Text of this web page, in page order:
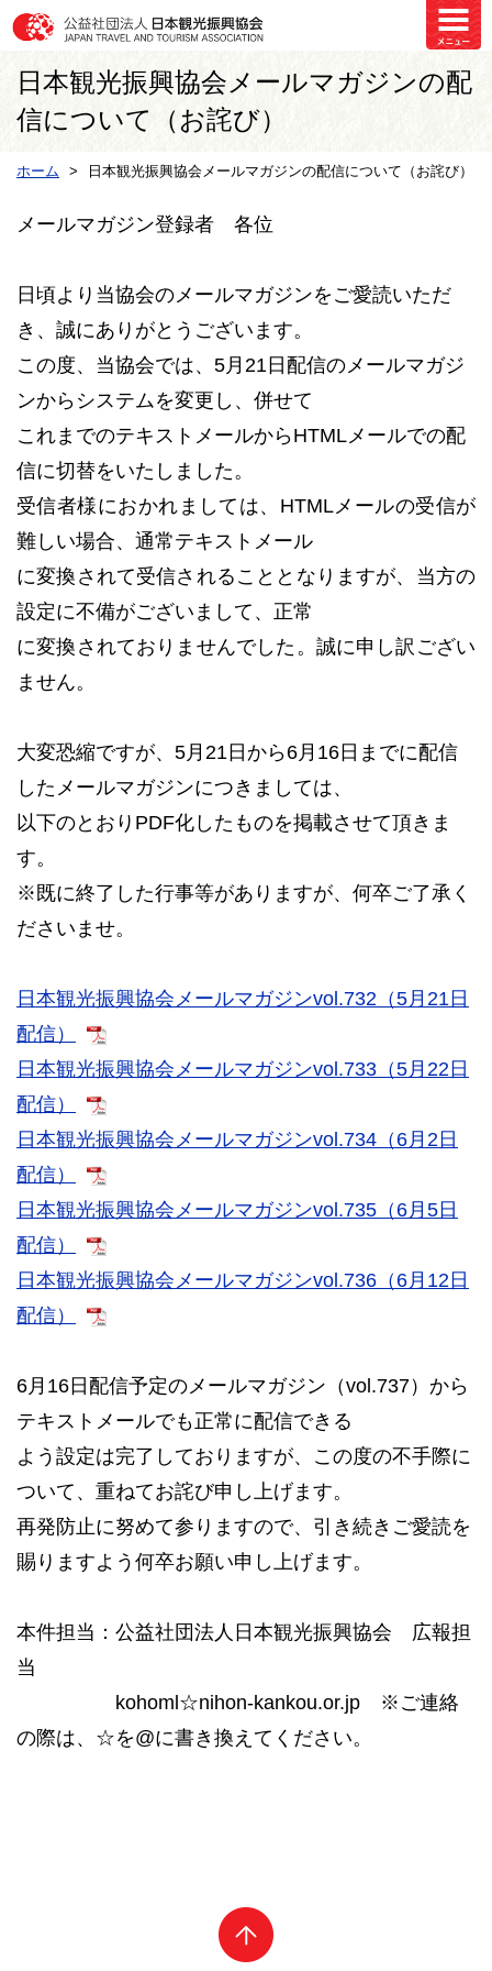
日本観光振興協会メールマガジンの配
信について（お詫び）
ホーム 日本観光振興協会メールマガジンの配信について（お詫び）
メールマガジン登録者 各位
日頃より当協会のメールマガジンをご愛読いただ
き、誠にありがとうございます。
この度、当協会では、5月21日配信のメールマガジ
ンからシステムを変更し、併せて
これまでのテキストメールからHTMLメールでの配
信に切替をいたしました。
受信者様におかれましては、HTMLメールの受信が
難しい場合、通常テキストメール
に変換されて受信されることとなりますが、当方の
設定に不備がございまして、正常
に変換されておりませんでした。誠に申し訳ござい
ません。
大変恐縮ですが、5月21日から6月16日までに配信
したメールマガジンにつきましては、
以下のとおりPDF化したものを掲載させて頂きま
す。
※既に終了した行事等がありますが、何卒ご了承く
ださいませ。
日本観光振興協会メールマガジンvol.732（5月21日
配信）
日本観光振興協会メールマガジンvol.733（5月22日
配信）
日本観光振興協会メールマガジンvol.734（6月2日
配信）
日本観光振興協会メールマガジンvol.735（6月5日
配信）
日本観光振興協会メールマガジンvol.736（6月12日
配信）
6月16日配信予定のメールマガジン（vol.737）から
テキストメールでも正常に配信できる
よう設定は完了しておりますが、この度の不手際に
ついて、重ねてお詫び申し上げます。
再発防止に努めて参りますので、引き続きご愛読を
賜りますよう何卒お願い申し上げます。
本件担当：公益社団法人日本観光振興協会 広報担
当
kohoml☆nihon-kankou.or.jp ※ご連絡
の際は、☆を@に書き換えてください。